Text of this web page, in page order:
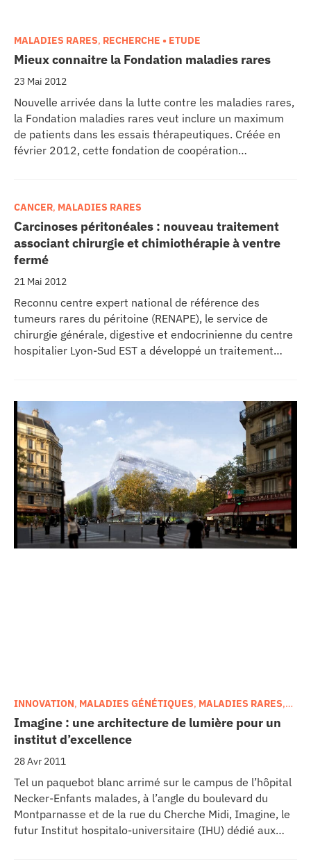
CONNECTÉ
d’info
l’éditeur
un CHU
Mieux connaitre la Fondation maladies rares
23 Mai 2012
MALADIES RARES, RECHERCHE • ETUDE
Nouvelle arrivée dans la lutte contre les maladies rares,
la Fondation maladies rares veut inclure un maximum
de patients dans les essais thérapeutiques. Créée en
février 2012, cette fondation de coopération
la Timone présente les enjeux de cette alliance.
Carcinoses péritonéales : nouveau traitement
associant chirurgie et chimiothérapie à ventre
fermé
21 Mai 2012
CANCER, MALADIES RARES
Reconnu centre expert national de référence des
tumeurs rares du péritoine (RENAPE), le service de
chirurgie générale, digestive et endocrinienne du centre
hospitalier Lyon-Sud EST a développé un traitement
supprimer toute la maladie visible) et une
chimiothérapie hyperthermique intra péritonéale
(CHIP)*, dont le but est de détruire la maladie invisible.
Centre de référence international pour cette prise en
charge, le service a, depuis 1989, traité plus de 800
patients selon cette méthode. 150 spécialistes «
chipeurs » venus de toute la France…
Imagine : une architecture de lumière pour un
institut d’excellence
28 Avr 2011
INNOVATION, MALADIES GÉNÉTIQUES, MALADIES RARES,
RECHERCHE • ETUDE
Tel un paquebot blanc arrimé sur le campus de l’hôpital
Necker-Enfants malades, à l’angle du boulevard du
Montparnasse et de la rue du Cherche Midi, Imagine, le
futur Institut hospitalo-universitaire (IHU) dédié aux